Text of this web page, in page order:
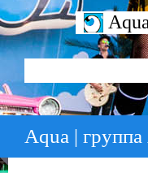
Aqua |